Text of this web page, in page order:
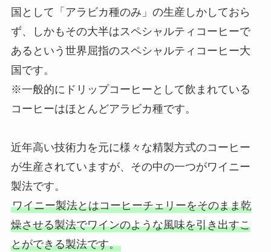
国として「アラビカ種のみ」の生産しかしておら
ず、しかもその大半はスペシャルティコーヒーで
あるという世界屈指のスペシャルティコーヒー大
国です。
※一般的にドリップコーヒーとして飲まれている
コーヒーはほとんどアラビカ種です。
近年高い技術力を元に様々な精製方式のコーヒー
が生産されていますが、その中の一つがワイニー
製法です。
ワイニー製法とはコーヒーチェリーをそのまま乾
燥させる製法でワインのような風味を引き出すこ
とができる製法です。